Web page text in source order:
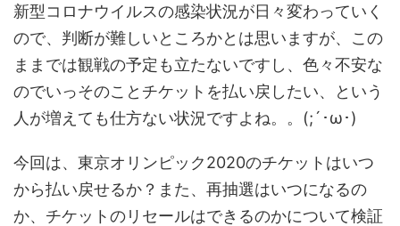
新型コロナウイルスの感染状況が日々変わっていく
ので、判断が難しいところかとは思いますが、この
ままでは観戦の予定も立たないですし、色々不安な
のでいっそのことチケットを払い戻したい、という
人が増えても仕方ない状況ですよね。。(;´･ω･)
今回は、東京オリンピック2020のチケットはいつ
から払い戻せるか？また、再抽選はいつになるの
か、チケットのリセールはできるのかについて検証